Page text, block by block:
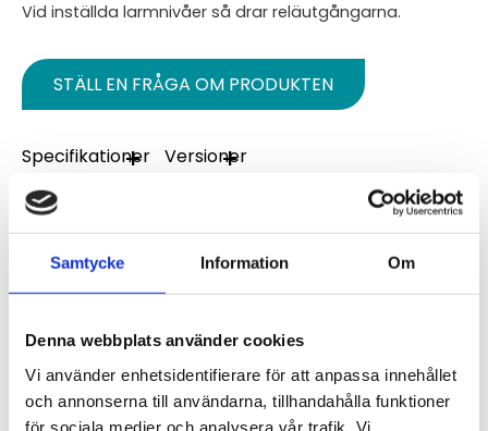
Samtycke Information Om
Denna webbplats använder cookies
Vi använder enhetsidentifierare för att anpassa innehållet
och annonserna till användarna, tillhandahålla funktioner
för sociala medier och analysera vår trafik. Vi
Vid inställda larmnivåer så drar reläutgångarna.
STÄLL EN FRÅGA OM PRODUKTEN
Specifikationer Versioner
Omdömen
Du